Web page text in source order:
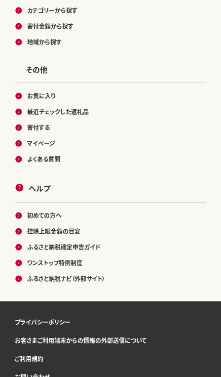
カテゴリーから探す
寄付金額から探す
地域から探す
その他
お気に入り
最近チェックした返礼品
寄付する
マイページ
よくある質問
ヘルプ
初めての方へ
控除上限金額の目安
ふるさと納税確定申告ガイド
ワンストップ特例制度
ふるさと納税ナビ（外部サイト）
プライバシーポリシー
お客さまご利用端末からの情報の外部送信について
ご利用規約